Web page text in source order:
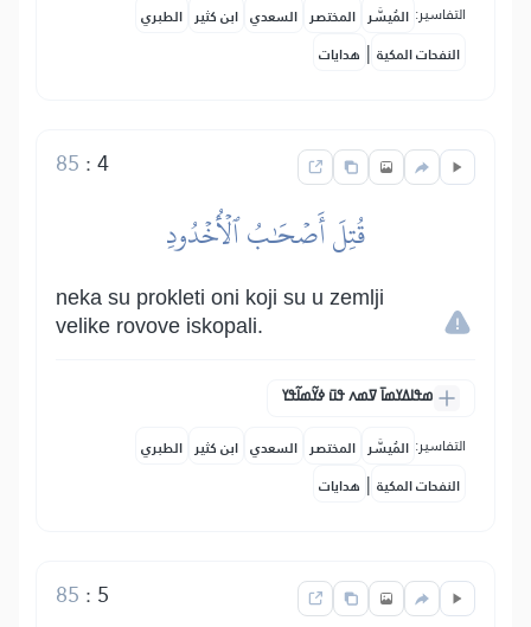
التفاسير: المُيسَّر المختصر السعدي ابن كثير الطبري
النفحات المكية | هدايات
4
:
85
قُتِلَ أَصۡحَٰبُ ٱلۡأُخۡدُودِ
neka su prokleti oni koji su u zemlji
velike rovove iskopali.
ߘߟߊߡߌߘߊ߫ ߜߘߍ ߟߎ߫ ߦߌ߬ߘߊ߬ߟߌ
التفاسير: المُيسَّر المختصر السعدي ابن كثير الطبري
النفحات المكية | هدايات
5
:
85